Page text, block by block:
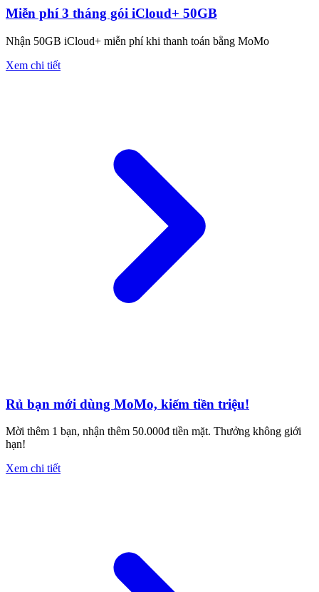
Miễn phí 3 tháng gói iCloud+ 50GB
Nhận 50GB iCloud+ miễn phí khi thanh toán bằng MoMo
Xem chi tiết
Rủ bạn mới dùng MoMo, kiếm tiền triệu!
Mời thêm 1 bạn, nhận thêm 50.000đ tiền mặt. Thưởng không giới
hạn!
Xem chi tiết